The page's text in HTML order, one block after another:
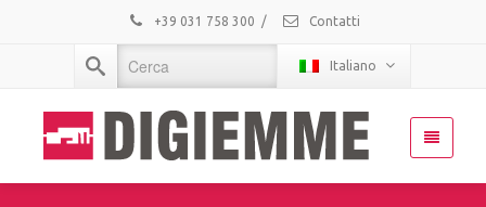
+39 031 758 300 / Contatti
Italiano